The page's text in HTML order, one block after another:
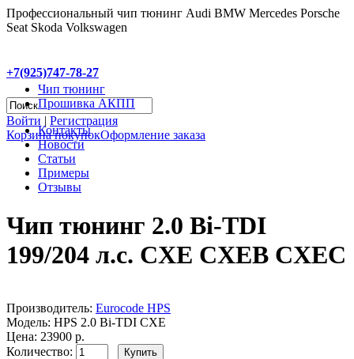
Профессиональный чип тюнинг Audi BMW Mercedes Porsche
Seat Skoda Volkswagen
+7(925)747-78-27
Войти | Регистрация
Корзина покупокОформление заказа
Чип тюнинг
Прошивка АКПП
Контакты
Новости
Статьи
Примеры
Отзывы
Чип тюнинг 2.0 Bi-TDI
199/204 л.с. CXE CXEB CXEC
Производитель: Eurocode HPS
Модель: HPS 2.0 Bi-TDI CXE
Цена: 23900 р.
Количество: